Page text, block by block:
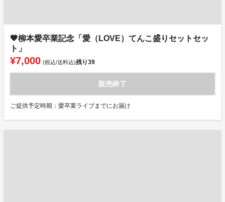
🧡柳本愛卒業記念「愛（LOVE）てんこ盛りセットセッ
ト」
¥7,000 (税込/送料込)残り39
販売終了
ご提供予定時期：愛卒業ライブまでにお届け